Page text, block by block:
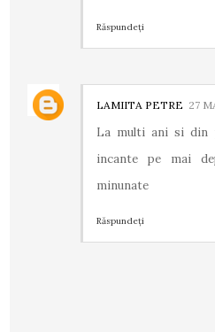
Răspundeți
LAMIITA PETRE 27
La multi ani si din
incante pe mai
minunate
Răspundeți